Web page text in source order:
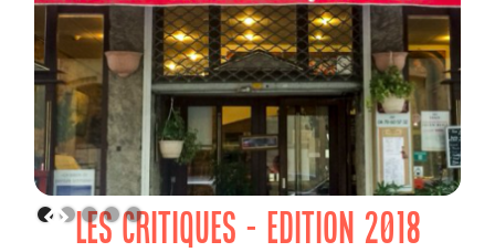
LES CRITIQUES - EDITION 2018